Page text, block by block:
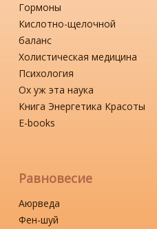
Гормоны
Кислотно-щелочной
баланс
Холистическая медицина
Психология
Ох уж эта наука
Книга Энергетика Красоты
Е-books
Равновесие
Аюрведа
Фен-шуй